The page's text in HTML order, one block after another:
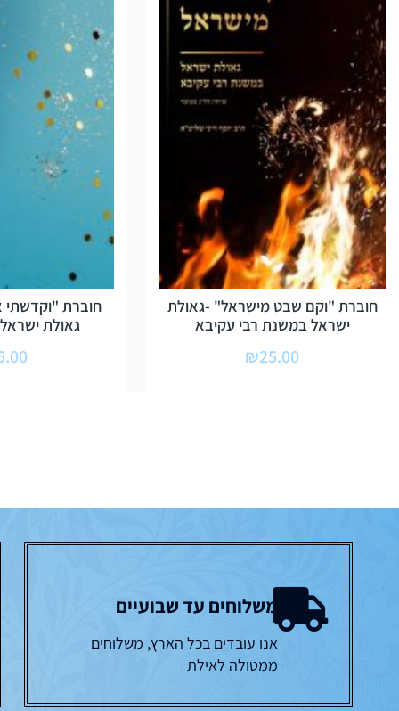
חוברת "וקם שבט מישראל" -גאולת
ישראל במשנת רבי עקיבא
₪25.00
חוברת
גאולת ישראל
משלוחים עד שבועיים
אנו עובדים בכל הארץ, משלוחים
ממטולה לאילת